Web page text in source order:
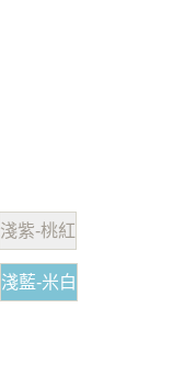
淺紫-桃紅
淺藍-米白